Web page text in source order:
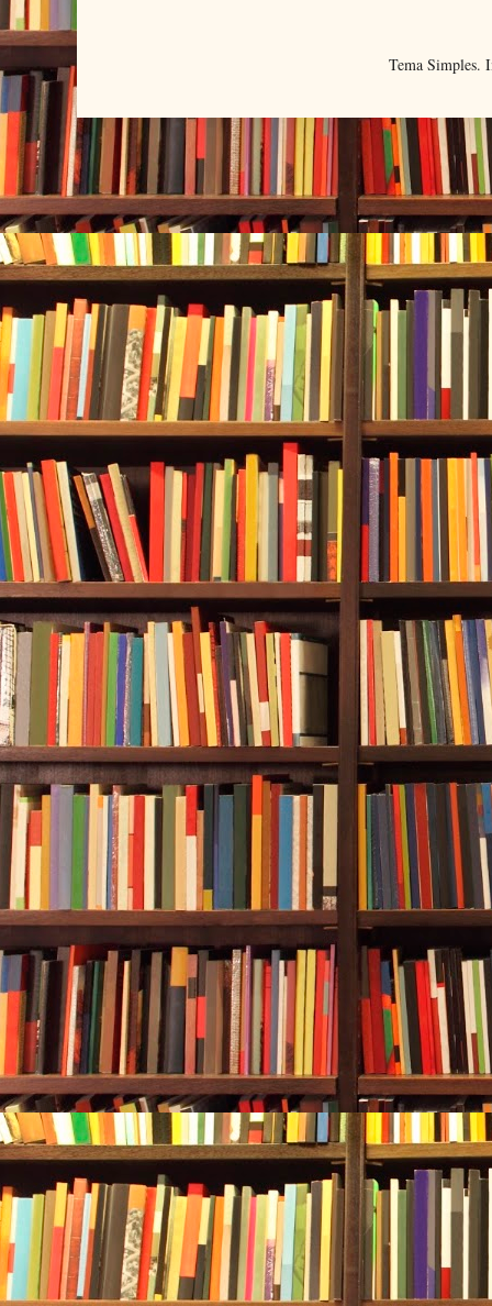
Tema Simples.